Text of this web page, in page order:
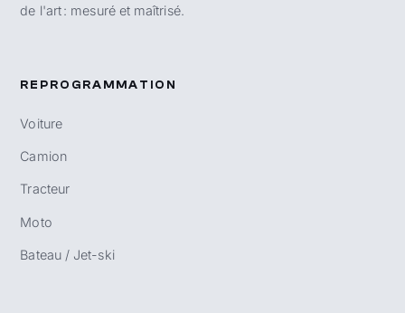
de l'art : mesuré et maîtrisé.
REPROGRAMMATION
Voiture
Camion
Tracteur
Moto
Bateau / Jet-ski